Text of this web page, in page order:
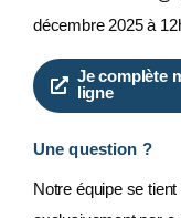
décembre 2025 à
Je complète
ligne
Une question ?
Notre équipe se